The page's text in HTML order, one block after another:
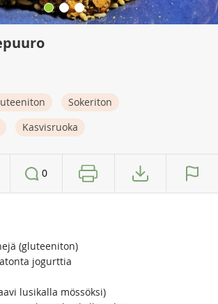
Sokeriton
Kasvisruoka
0
(gluteeniton)
jogurttia
lusikalla mössöksi)